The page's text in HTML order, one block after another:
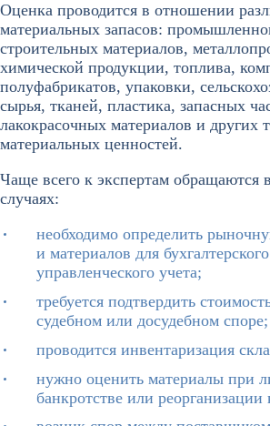
Оценка проводится в отношении
материальных запасов:
строительных материалов,
химической продукции, топлива,
полуфабрикатов, упаковки,
сырья, тканей, пластика, запасных
лакокрасочных материалов и других
материальных ценностей.
Чаще всего к экспертам обращаются
случаях:
необходимо определить
и материалов для
управленческого учета;
требуется подтвердить
судебном или досудебном споре;
проводится инвентаризация
нужно оценить материалы при
банкротстве или